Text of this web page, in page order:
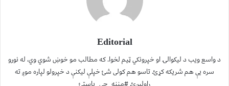
Editorial
د واسع ویب د لیکوالۍ او خپرونکي ټیم لخوا. که مطالب مو خوښ شوي وي، له نورو
سره یې هم شریکه کړئ. تاسو هم کولی شئ خپلې لیکنې د خپرولو لپاره موږ ته
راولېږئ. #مننه_چې_یاستئ